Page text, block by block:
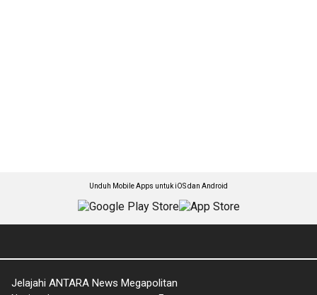
Unduh Mobile Apps untuk iOS dan Android
Jelajahi ANTARA News Megapolitan